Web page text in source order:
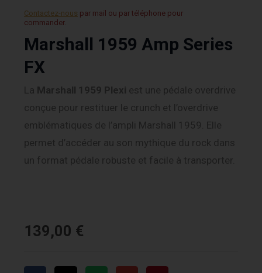
Contactez-nous par mail ou par téléphone pour
commander.
Marshall 1959 Amp Series
FX
La Marshall 1959 Plexi est une pédale overdrive
conçue pour restituer le crunch et l’overdrive
emblématiques de l’ampli Marshall 1959. Elle
permet d’accéder au son mythique du rock dans
un format pédale robuste et facile à transporter.
139,00 €